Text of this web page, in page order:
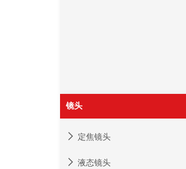
镜头
定焦镜头
液态镜头